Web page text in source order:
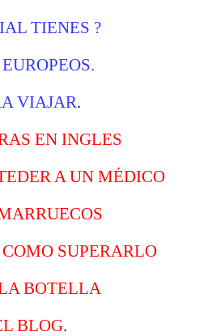
TIENES ?
.
VIAJAR.
EN INGLES
A UN MÉDICO
SUPERARLO
BOTELLA
BLOG.